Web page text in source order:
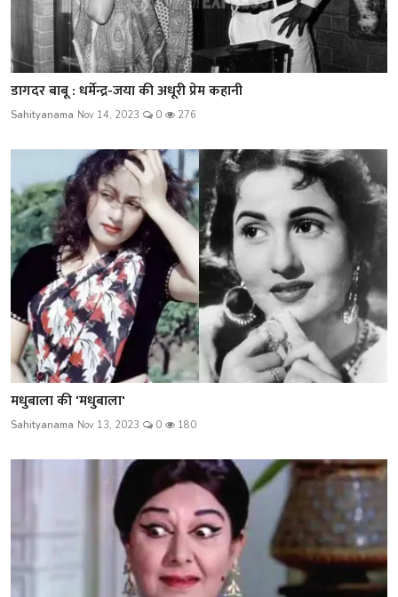
डागदर बाबू : धर्मेन्द्र-जया की अधूरी प्रेम कहानी
Sahityanama Nov 14, 2023 0 276
मधुबाला की 'मधुबाला'
Sahityanama Nov 13, 2023 0 180